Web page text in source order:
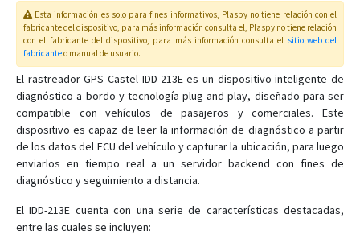
MPIP-618-WA
MPIP-618W-YB
MPIP-619
MPIP-620
PT-690
PT-719
Esta información es solo para fines informativos, Plaspy no tiene relación con el
fabricante del dispositivo, para más información consulta el, Plaspy no tiene relación
con el fabricante del dispositivo, para más información consulta el sitio web del
fabricanteo manual de usuario.
El rastreador GPS Castel IDD-213E es un dispositivo inteligente de
diagnóstico a bordo y tecnología plug-and-play, diseñado para ser
compatible con vehículos de pasajeros y comerciales. Este
dispositivo es capaz de leer la información de diagnóstico a partir
de los datos del ECU del vehículo y capturar la ubicación, para luego
enviarlos en tiempo real a un servidor backend con fines de
diagnóstico y seguimiento a distancia.
El IDD-213E cuenta con una serie de características destacadas,
entre las cuales se incluyen: